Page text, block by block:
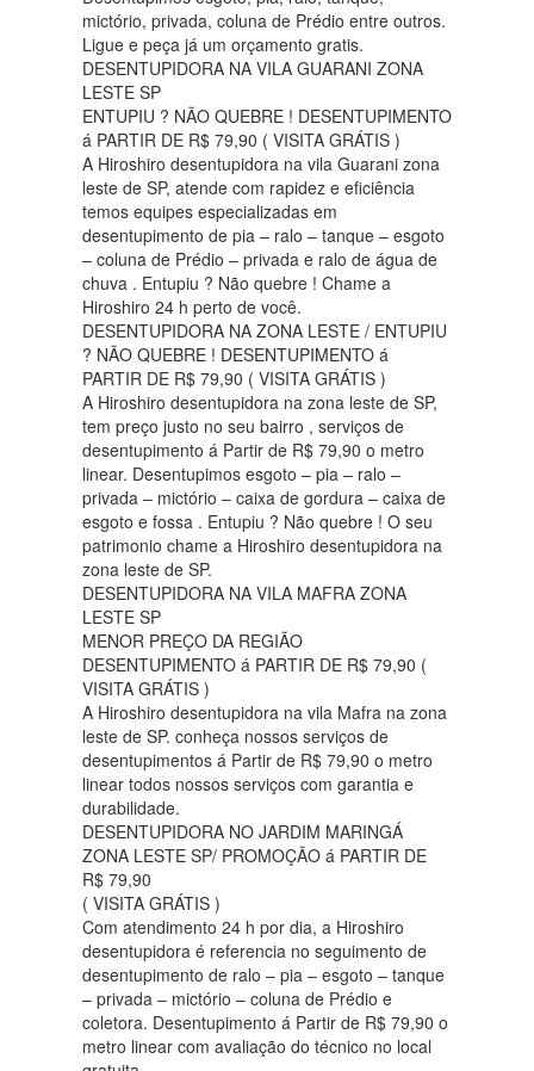
mictório, privada, coluna de Prédio entre outros.
Ligue e peça já um orçamento gratis.
DESENTUPIDORA NA VILA GUARANI ZONA
LESTE SP
ENTUPIU ? NÃO QUEBRE ! DESENTUPIMENTO
á PARTIR DE R$ 79,90 ( VISITA GRÁTIS )
A Hiroshiro desentupidora na vila Guarani zona
leste de SP, atende com rapidez e eficiência
temos equipes especializadas em
desentupimento de pia – ralo – tanque – esgoto
– coluna de Prédio – privada e ralo de água de
chuva . Entupiu ? Não quebre ! Chame a
Hiroshiro 24 h perto de você.
DESENTUPIDORA NA ZONA LESTE / ENTUPIU
? NÃO QUEBRE ! DESENTUPIMENTO á
PARTIR DE R$ 79,90 ( VISITA GRÁTIS )
A Hiroshiro desentupidora na zona leste de SP,
tem preço justo no seu bairro , serviços de
desentupimento á Partir de R$ 79,90 o metro
linear. Desentupimos esgoto – pia – ralo –
privada – mictório – caixa de gordura – caixa de
esgoto e fossa . Entupiu ? Não quebre ! O seu
patrimonio chame a Hiroshiro desentupidora na
zona leste de SP.
DESENTUPIDORA NA VILA MAFRA ZONA
LESTE SP
MENOR PREÇO DA REGIÃO
DESENTUPIMENTO á PARTIR DE R$ 79,90 (
VISITA GRÁTIS )
A Hiroshiro desentupidora na vila Mafra na zona
leste de SP. conheça nossos serviços de
desentupimentos á Partir de R$ 79,90 o metro
linear todos nossos serviços com garantia e
durabilidade.
DESENTUPIDORA NO JARDIM MARINGÁ
ZONA LESTE SP/ PROMOÇÃO á PARTIR DE
R$ 79,90
( VISITA GRÁTIS )
Com atendimento 24 h por dia, a Hiroshiro
desentupidora é referencia no seguimento de
desentupimento de ralo – pia – esgoto – tanque
– privada – mictório – coluna de Prédio e
coletora. Desentupimento á Partir de R$ 79,90 o
metro linear com avaliação do técnico no local